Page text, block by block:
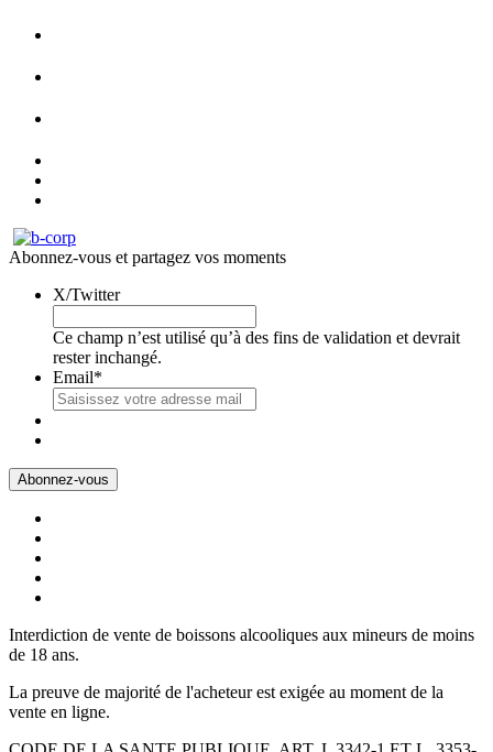
Abonnez-vous et partagez vos moments
X/Twitter
Ce champ n’est utilisé qu’à des fins de validation et devrait
rester inchangé.
Email*
Interdiction de vente de boissons alcooliques aux mineurs de moins
de 18 ans.
La preuve de majorité de l'acheteur est exigée au moment de la
vente en ligne.